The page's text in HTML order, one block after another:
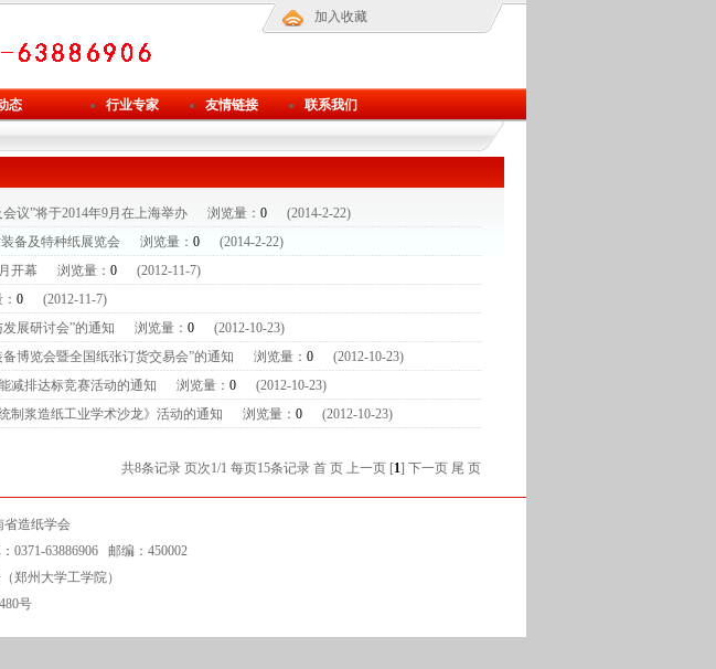
加入收藏
态 行业专家 友情链接 联系我们
议”将于2014年9月在上海举办 浏览量： 0 (2014-2-22)
装备及特种纸展览会 浏览量： 0 (2014-2-22)
开幕 浏览量： 0 (2012-11-7)
0 (2012-11-7)
展研讨会”的通知 浏览量： 0 (2012-10-23)
博览会暨全国纸张订货交易会”的通知 浏览量： 0 (2012-10-23)
减排达标竞赛活动的通知 浏览量： 0 (2012-10-23)
制浆造纸工业学术沙龙》活动的通知 浏览量： 0 (2012-10-23)
共8条记录 页次1/1 每页15条记录 首 页 上一页 [1] 下一页 尾 页
省造纸学会
0371-63886906 邮编：450002
郑州大学工学院）
号